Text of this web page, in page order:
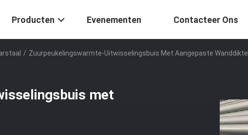
Producten Evenementen Contacteer Ons
/ Zuurpeukelingswarmte-Uitwisselingsbuis Met Aangepaste Wanddikte
met